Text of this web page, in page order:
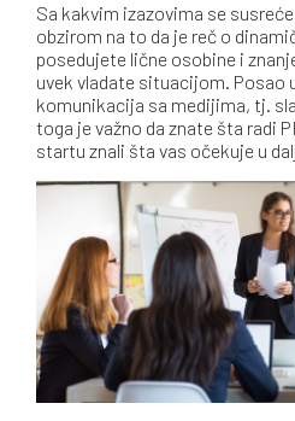
Sa kakvim izazovima se
obzirom na to da je reč o
posedujete lične osobine i
uvek vladate situacijom. Posao
komunikacija sa medijima, tj.
toga je važno da znate šta radi
startu znali šta vas očekuje u